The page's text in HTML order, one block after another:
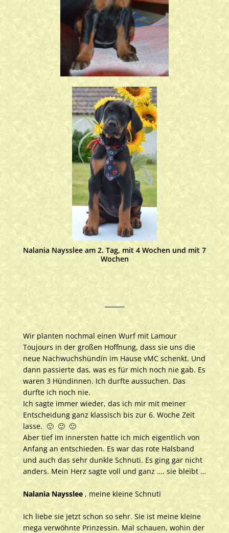
Nalania Naysslee am 2. Tag, mit 4 Wochen und mit 7
Wochen
Wir planten nochmal einen Wurf mit Lamour
Toujours in der großen Hoffnung, dass sie uns die
neue Nachwuchshündin im Hause vMC schenkt. Und
dann passierte das, was es für mich noch nie gab. Es
waren 3 Hündinnen. Ich durfte aussuchen. Das
durfte ich noch nie.
Ich sagte immer wieder, das ich mir mit meiner
Entscheidung ganz klassisch bis zur 6. Woche Zeit
lasse. 🙂 🙂 🙂
Aber tief im innersten hatte ich mich eigentlich von
Anfang an entschieden. Es war das rote Halsband
und auch das sehr dunkle Schnuti. Es ging gar nicht
anders. Mein Herz sagte voll und ganz …. sie bleibt …
Nalania Naysslee , meine kleine Schnuti
Ich liebe sie jetzt schon so sehr. Sie ist meine kleine
mega verwöhnte Prinzessin. Mal schauen, wohin der